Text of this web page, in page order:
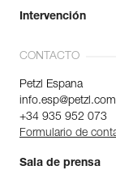
Intervención
CONTACTO
Petzl Espana
info.esp@petzl.com
+34 935 952 073
Formulario de
Sala de prensa